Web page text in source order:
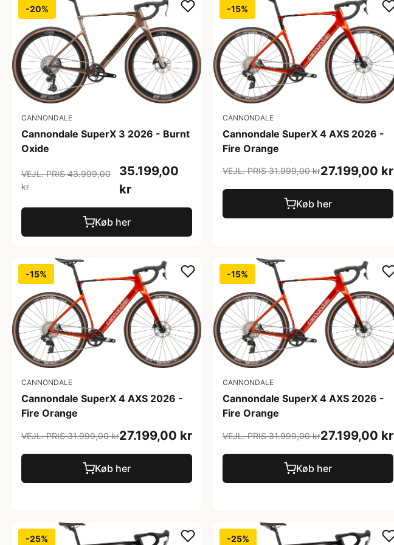
-20%
CANNONDALE
Cannondale SuperX 3 2026 - Burnt
Oxide
VEJL. PRIS 43.999,00
kr
35.199,00
kr
Køb her
-15%
CANNONDALE
Cannondale SuperX 4 AXS 2026 -
Fire Orange
VEJL. PRIS 31.999,00 kr27.199,00 kr
Køb her
-15%
CANNONDALE
Cannondale SuperX 4 AXS 2026 -
Fire Orange
VEJL. PRIS 31.999,00 kr27.199,00 kr
Køb her
-15%
CANNONDALE
Cannondale SuperX 4 AXS 2026 -
Fire Orange
VEJL. PRIS 31.999,00 kr27.199,00 kr
Køb her
-25% -25%